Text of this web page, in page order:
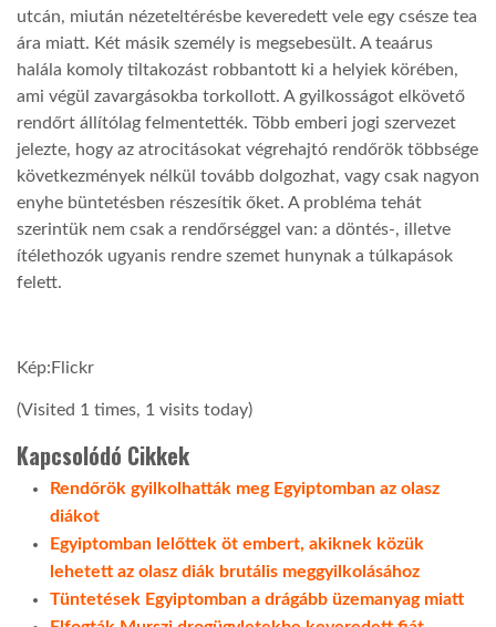
utcán, miután nézeteltérésbe keveredett vele egy csésze tea
ára miatt. Két másik személy is megsebesült. A teaárus
halála komoly tiltakozást robbantott ki a helyiek körében,
ami végül zavargásokba torkollott. A gyilkosságot elkövető
rendőrt állítólag felmentették. Több emberi jogi szervezet
jelezte, hogy az atrocitásokat végrehajtó rendőrök többsége
következmények nélkül tovább dolgozhat, vagy csak nagyon
enyhe büntetésben részesítik őket. A probléma tehát
szerintük nem csak a rendőrséggel van: a döntés-, illetve
ítélethozók ugyanis rendre szemet hunynak a túlkapások
felett.
Kép:Flickr
(Visited 1 times, 1 visits today)
Kapcsolódó Cikkek
Rendőrök gyilkolhatták meg Egyiptomban az olasz
diákot
Egyiptomban lelőttek öt embert, akiknek közük
lehetett az olasz diák brutális meggyilkolásához
Tüntetések Egyiptomban a drágább üzemanyag miatt